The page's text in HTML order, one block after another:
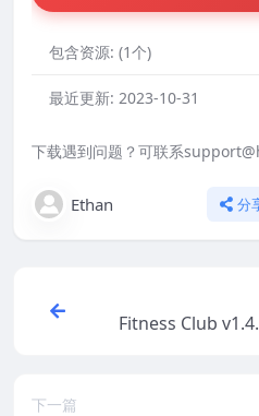
包含资源: (1个)
最近更新: 2023-10-31
下载遇到问题？可联系
Ethan 分
Fitness Club
下一篇